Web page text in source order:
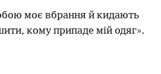
моє вбрання й кидають
кому припаде мій одяг».